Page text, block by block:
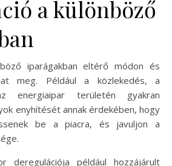
a különböző
iparágakban eltérő módon és
meg. Például a közlekedés, a
energiaipar területén gyakran
enyhítését annak érdekében, hogy
be a piacra, és javuljon a
deregulációja például hozzájárult